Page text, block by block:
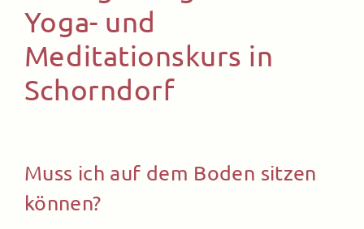
Yoga- und
Meditationskurs in
Schorndorf
Muss ich auf dem Boden sitzen
können?